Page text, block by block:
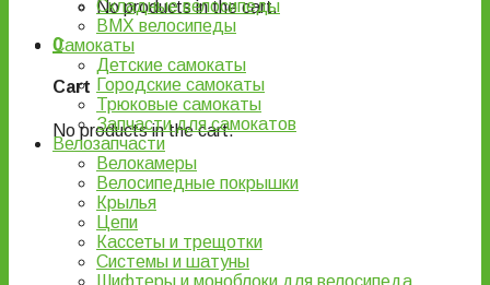
No products in the cart.
0
Cart
No products in the cart.
Складные велосипеды
BMX велосипеды
Самокаты
Детские самокаты
Городские самокаты
Трюковые самокаты
Запчасти для самокатов
Велозапчасти
Велокамеры
Велосипедные покрышки
Крылья
Цепи
Кассеты и трещотки
Системы и шатуны
Шифтеры и моноблоки для велосипеда